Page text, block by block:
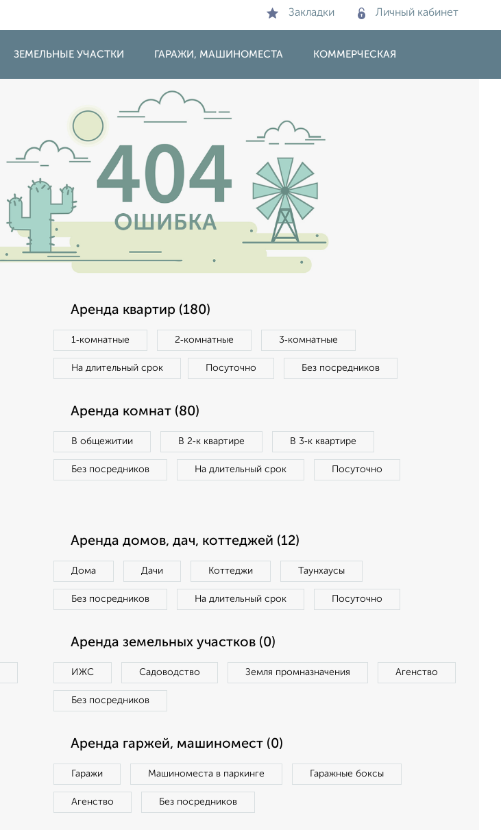
Закладки Личный кабинет
ЗЕМЕЛЬНЫЕ УЧАСТКИ ГАРАЖИ, МАШИНОМЕСТА КОММЕРЧЕСКАЯ
Аренда квартир (180)
1‑комнатные 2‑комнатные 3‑комнатные
На длительный срок Посуточно Без посредников
Аренда комнат (80)
В общежитии В 2‑к квартире В 3‑к квартире
Без посредников На длительный срок Посуточно
Аренда домов, дач, коттеджей (12)
Дома Дачи Коттеджи Таунхаусы
Без посредников На длительный срок Посуточно
Аренда земельных участков (0)
ИЖС Садоводство Земля промназначения Агенство
Без посредников
Аренда гаржей, машиномест (0)
Гаражи Машиноместа в паркинге Гаражные боксы
Агенство Без посредников